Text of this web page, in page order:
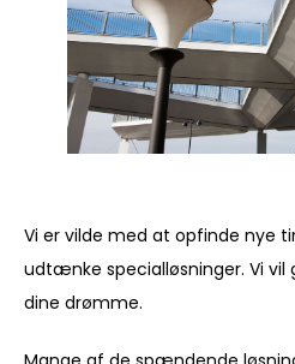
Vi er vilde med at opfinde nye
udtænke specialløsninger. Vi vil
dine drømme.